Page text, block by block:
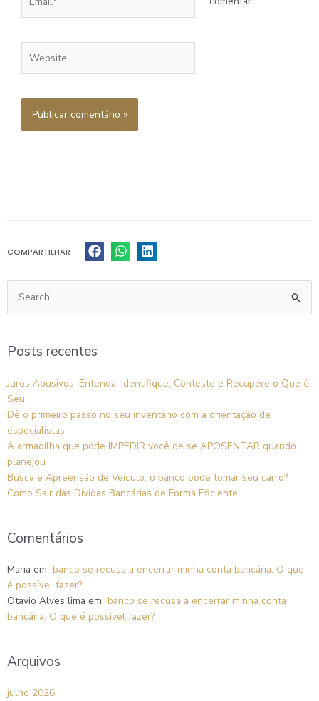
COMPARTILHAR
Pesquisar
por:
Posts recentes
Juros Abusivos: Entenda, Identifique, Conteste e Recupere o Que é
Seu
Dê o primeiro passo no seu inventário com a orientação de
especialistas.
A armadilha que pode IMPEDIR você de se APOSENTAR quando
planejou
Busca e Apreensão de Veículo: o banco pode tomar seu carro?
Como Sair das Dívidas Bancárias de Forma Eficiente
Comentários
Maria em banco se recusa a encerrar minha conta bancária. O que
é possível fazer?
Otavio Alves lima em banco se recusa a encerrar minha conta
bancária. O que é possível fazer?
Arquivos
julho 2026